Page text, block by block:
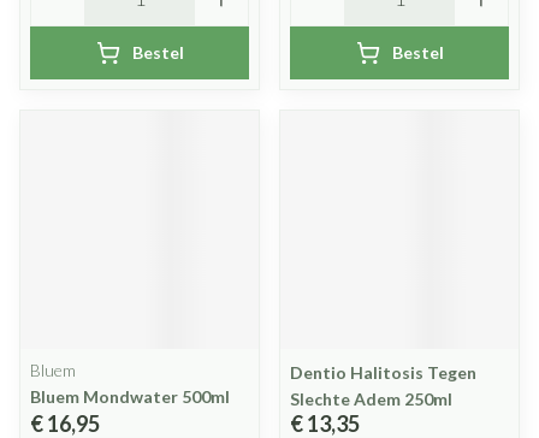
Bestel Bestel
Bluem
Bluem Mondwater 500ml
€ 16,95
Dentio Halitosis Tegen
Slechte Adem 250ml
€ 13,35